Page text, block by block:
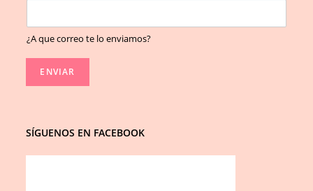
¿A que correo te lo enviamos?
ENVIAR
SÍGUENOS EN FACEBOOK